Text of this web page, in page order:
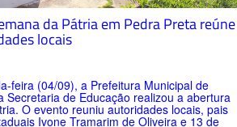
da Pátria em Pedra Preta reúne
locais
feira (04/09), a Prefeitura Municipal de
Secretaria de Educação realizou a abertura
O evento reuniu autoridades locais, pais
Ivone Tramarim de Oliveira e 13 de